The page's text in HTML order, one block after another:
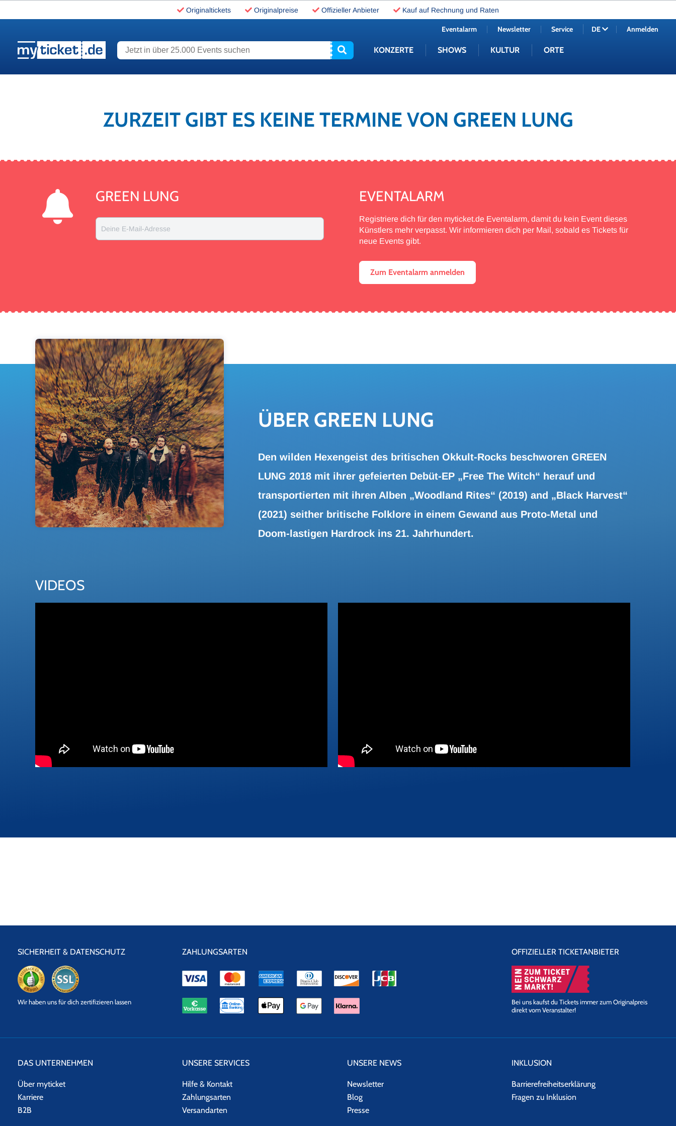
Originaltickets Originalpreise Offizieller Anbieter Kauf auf Rechnung und Raten
Jetzt in über 25.000 Events suchen KONZERTE SHOWS KULTUR ORTE
Eventalarm Newsletter Service DE Anmelden
ZURZEIT GIBT ES KEINE TERMINE VON GREEN LUNG
GREEN LUNG
Deine E-Mail-Adresse
EVENTALARM
Registriere dich für den myticket.de Eventalarm, damit du kein Event dieses
Künstlers mehr verpasst. Wir informieren dich per Mail, sobald es Tickets für
neue Events gibt.
Zum Eventalarm anmelden
ÜBER GREEN LUNG
Den wilden Hexengeist des britischen Okkult-Rocks beschworen GREEN
LUNG 2018 mit ihrer gefeierten Debüt-EP „Free The Witch“ herauf und
transportierten mit ihren Alben „Woodland Rites“ (2019) and „Black Harvest“
(2021) seither britische Folklore in einem Gewand aus Proto-Metal und
Doom-lastigen Hardrock ins 21. Jahrhundert.
VIDEOS
SICHERHEIT & DATENSCHUTZ
Datensicherheit
Wir haben uns für dich zertifizieren lassen
ZAHLUNGSARTEN OFFIZIELLER TICKETANBIETER
Bei uns kaufst du Tickets immer zum Originalpreis
direkt vom Veranstalter!
DAS UNTERNEHMEN
Über myticket
Karriere
B2B
UNSERE SERVICES
Hilfe & Kontakt
Zahlungsarten
Versandarten
UNSERE NEWS
Newsletter
Blog
Presse
INKLUSION
Barrierefreiheitserklärung
Fragen zu Inklusion